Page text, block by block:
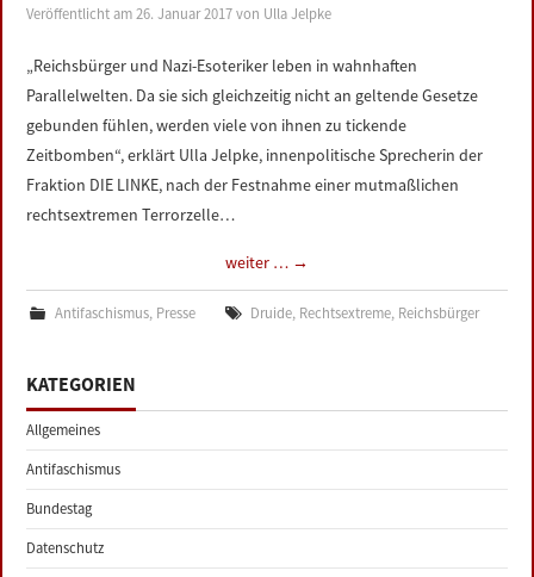
Veröffentlicht am26. Januar 2017 von Ulla Jelpke
„Reichsbürger und Nazi-Esoteriker leben in wahnhaften
Parallelwelten. Da sie sich gleichzeitig nicht an geltende Gesetze
gebunden fühlen, werden viele von ihnen zu tickende
Zeitbomben“, erklärt Ulla Jelpke, innenpolitische Sprecherin der
Fraktion DIE LINKE, nach der Festnahme einer mutmaßlichen
rechtsextremen Terrorzelle…
weiter … →
Antifaschismus, Presse Druide, Rechtsextreme, Reichsbürger
KATEGORIEN
Allgemeines
Antifaschismus
Bundestag
Datenschutz